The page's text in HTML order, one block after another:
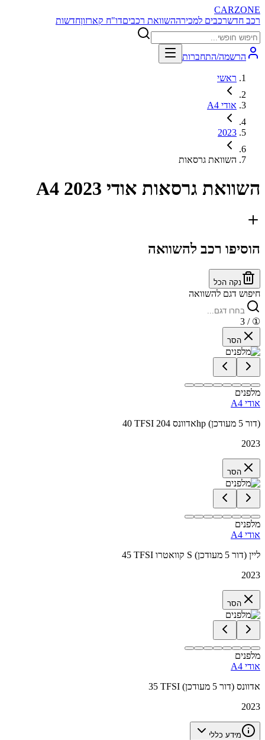
CARZONE
רכב חדשרכבים למכירההשוואת רכביםדו"ח קארזוןחדשות
הרשמה/התחברות
ראשי
אודי A4
2023
השוואת גרסאות
השוואת גרסאות אודי A4 2023
הוסיפו רכב להשוואה
נקה הכל
חיפוש דגם להשוואה
①
/ 3
הסר
מלפנים
אודי A4
40 TFSI אדוונס 204hp (דור 5 מעודכן)
2023
הסר
מלפנים
אודי A4
45 TFSI קוואטרו S ליין (דור 5 מעודכן)
2023
הסר
מלפנים
אודי A4
35 TFSI אדוונס (דור 5 מעודכן)
2023
מידע כללי